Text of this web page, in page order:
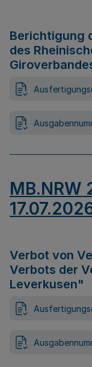
Berichtigung
des
MB.NRW
Verbot von
Verbots der
Leverkusen"